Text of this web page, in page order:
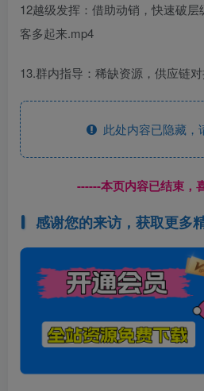
12越级发挥：借助动销，快速破
客多起来.mp4
13.群内指导：稀缺资源，供应链
此处内容已隐藏，
------本页内容已结束，
感谢您的来访，获取更多